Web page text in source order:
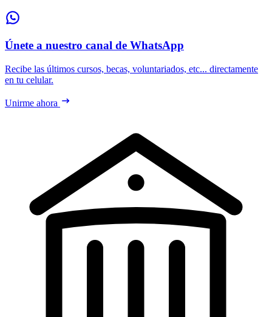
Únete a nuestro canal de WhatsApp
Recibe las últimos cursos, becas, voluntariados, etc... directamente
en tu celular.
Unirme ahora